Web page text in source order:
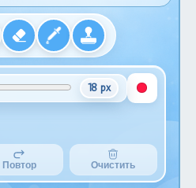
18 px
Повтор Очистить